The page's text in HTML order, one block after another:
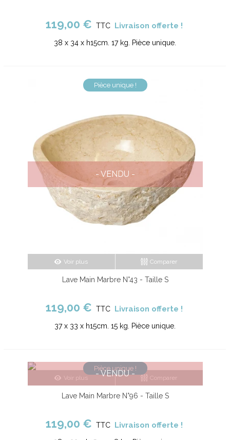
119,00 € TTC Livraison offerte !
38 x 34 x h15cm. 17 kg. Pièce unique.
Pièce unique !
- VENDU -
Voir plus Comparer
Lave Main Marbre N°43 - Taille S
119,00 € TTC Livraison offerte !
37 x 33 x h15cm. 15 kg. Pièce unique.
Pièce unique !
- VENDU -
Voir plus Comparer
Lave Main Marbre N°96 - Taille S
119,00 € TTC Livraison offerte !